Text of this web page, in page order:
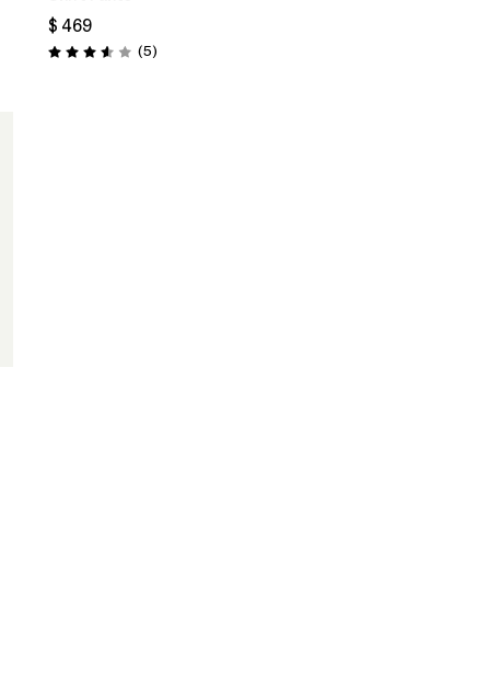
$ 469
Valoración: 3.6 / 5
(5Comentarios
)